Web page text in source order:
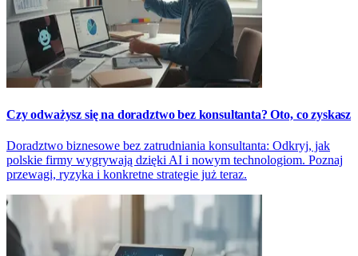
Czy odważysz się na doradztwo bez konsultanta? Oto, co zyskasz
Doradztwo biznesowe bez zatrudniania konsultanta: Odkryj, jak
polskie firmy wygrywają dzięki AI i nowym technologiom. Poznaj
przewagi, ryzyka i konkretne strategie już teraz.